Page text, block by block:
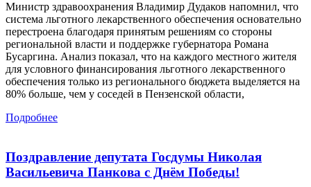
Министр здравоохранения Владимир Дудаков напомнил, что
система льготного лекарственного обеспечения основательно
перестроена благодаря принятым решениям со стороны
региональной власти и поддержке губернатора Романа
Бусаргина. Анализ показал, что на каждого местного жителя
для условного финансирования льготного лекарственного
обеспечения только из регионального бюджета выделяется на
80% больше, чем у соседей в Пензенской области,
Подробнее
Поздравление депутата Госдумы Николая
Васильевича Панкова с Днём Победы!